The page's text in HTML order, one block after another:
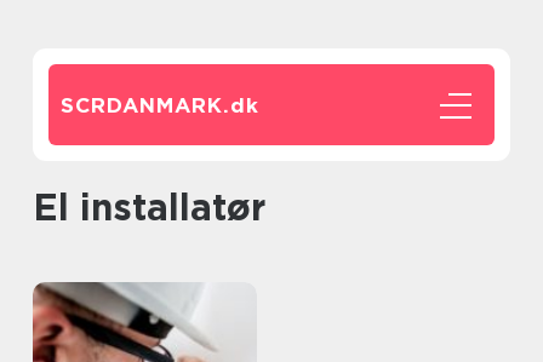
SCRDANMARK.dk
el installatør